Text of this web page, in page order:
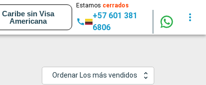
Caribe sin Visa
Americana
Estamos cerrados
+57 601 381
6806
Ordenar Los más vendidos